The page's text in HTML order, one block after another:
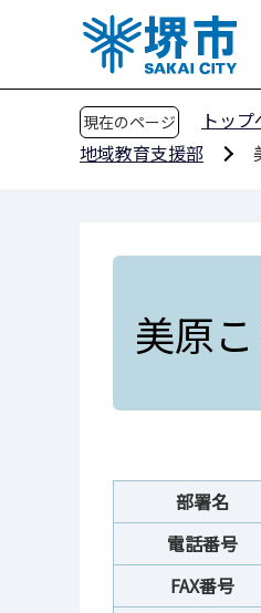
現在のページ トッ
地域教育支援部
美原
部署名
電話番号
FAX番号